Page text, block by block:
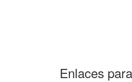
Enlaces